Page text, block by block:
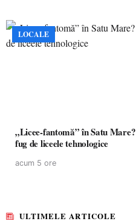
LOCALE
„Licee-fantomă” în Satu Mare? Absolvenții de clasa a VIII-a
fug de liceele tehnologice
acum 5 ore
ULTIMELE ARTICOLE